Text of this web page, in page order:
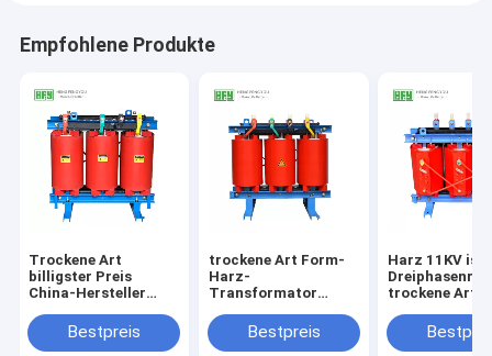
Empfohlene Produkte
Trockene Art
billigster Preis
China-Hersteller
500kva 800kva des
Transformators
Bestpreis
trockene Art Form-
Harz-
Transformator
Inneninstallation
Bestpreis
Harz 11KV
trockene Art